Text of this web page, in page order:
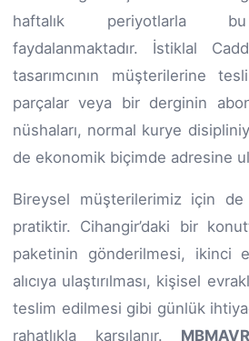
haftalık periyotlarla bu
faydalanmaktadır. İstiklal
tasarımcının müşterilerine
parçalar veya bir derginin
nüshaları, normal kurye
de ekonomik biçimde adresine
Bireysel müşterilerimiz için
pratiktir. Cihangir’daki bir
paketinin gönderilmesi, ikinci
alıcıya ulaştırılması, kişisel
teslim edilmesi gibi günlük
rahatlıkla karşılanır.